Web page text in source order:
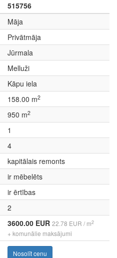
515756
Māja
Privātmāja
Jūrmala
Melluži
Kāpu iela
158.00 m2
950 m2
1
4
kapitālais remonts
ir mēbelēts
ir ērtības
2
3600.00 EUR 22.78 EUR / m2
+ komunālie maksājumi
Nosolīt cenu